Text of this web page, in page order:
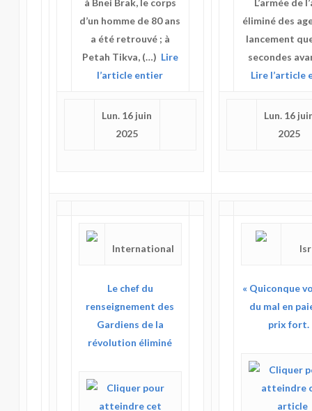
à Bnei Brak, le corps
d’un homme de 80 ans
a été retrouvé ; à
Petah Tikva, (…) Lire
l’article entier
Lun. 16 juin
2025
L’armée de
éliminé des
lancement
secondes
Lire l’article
Lun. 16
2025
International
Le chef du
renseignement des
Gardiens de la
révolution éliminé
« Quiconque
du mal en
prix fort.